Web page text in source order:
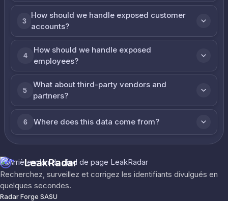
3
How should we handle exposed customer
accounts?
4
How should we handle exposed
employees?
5
What about third-party vendors and
partners?
6 Where does this data come from?
LeakRadar
Recherchez, surveillez et corrigez les identifiants divulgués en
quelques secondes.
Radar Forge SASU